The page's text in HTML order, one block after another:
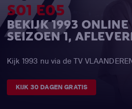
S01 E05
BEKIJK 1993 ONLINE
SEIZOEN 1,
Kijk 1993 nu via de TV
KIJK 30 DAGEN GRATIS